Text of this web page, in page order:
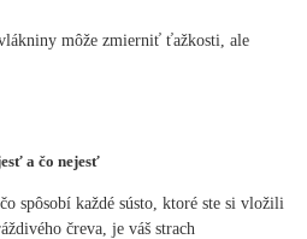
môže zmierniť ťažkosti, ale
a čo nejesť
spôsobí každé sústo, ktoré ste si vložili
čreva, je váš strach